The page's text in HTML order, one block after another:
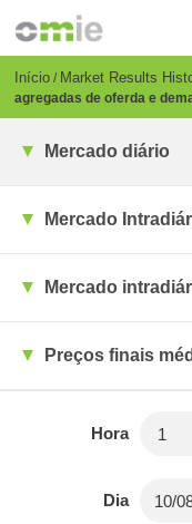
para
conteúdo
Breadcrumb
Início Market Results
agregadas de oferda e
Mercado diário
Mercado
Mercado
Preços finais
Hora
Dia